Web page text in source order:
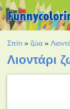
Σπίτι »ζώα »
Λιοντάρι